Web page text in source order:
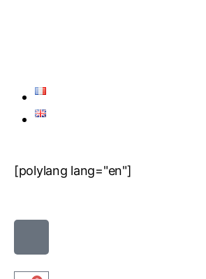
[polylang lang="en"]